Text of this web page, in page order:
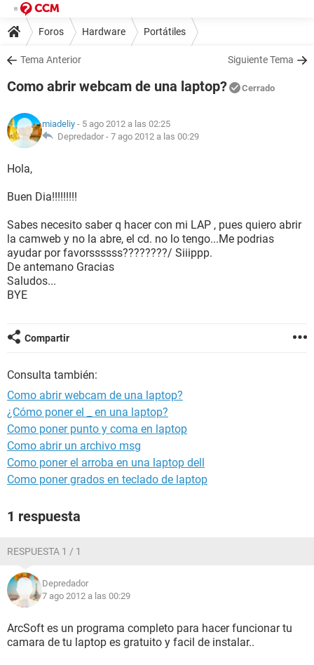
Foros Hardware Portátiles
Tema Anterior Siguiente Tema
Como abrir webcam de una laptop? Cerrado
miadeliy - 5 ago 2012 a las 02:25
Depredador - 7 ago 2012 a las 00:29
Hola,
Buen Dia!!!!!!!!!
Sabes necesito saber q hacer con mi LAP , pues quiero abrir
la camweb y no la abre, el cd. no lo tengo...Me podrias
ayudar por favorssssss????????/ Siiippp.
De antemano Gracias
Saludos...
BYE
Compartir
Consulta también:
Como abrir webcam de una laptop?
¿Cómo poner el _ en una laptop?
Como poner punto y coma en laptop
Como abrir un archivo msg
Como poner el arroba en una laptop dell
Como poner grados en teclado de laptop
1 respuesta
RESPUESTA 1 / 1
Depredador
7 ago 2012 a las 00:29
ArcSoft es un programa completo para hacer funcionar tu
camara de tu laptop es gratuito y facil de instalar..